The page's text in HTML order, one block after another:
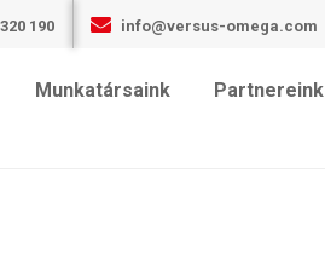
190 info@versus-omega.com
Munkatársaink Partnereink